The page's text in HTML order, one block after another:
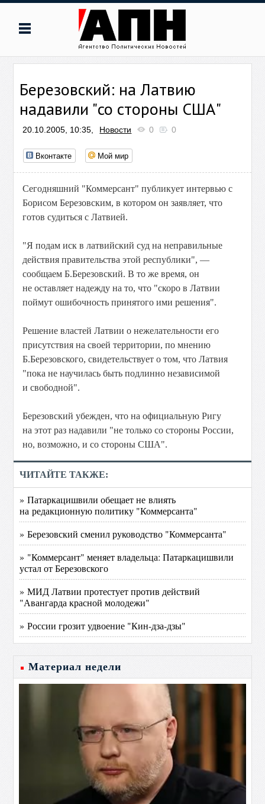
Березовский: на Латвию
надавили "со стороны США"
20.10.2005, 10:35, Новости 0 0
Вконтакте Мой мир
Сегодняшний "Коммерсант" публикует интервью с
Борисом Березовским, в котором он заявляет, что
готов судиться с Латвией.
"Я подам иск в латвийский суд на неправильные
действия правительства этой республики", —
сообщаем Б.Березовский. В то же время, он
не оставляет надежду на то, что "скоро в Латвии
поймут ошибочность принятого ими решения".
Решение властей Латвии о нежелательности его
присутствия на своей территории, по мнению
Б.Березовского, свидетельствует о том, что Латвия
"пока не научилась быть подлинно независимой
и свободной".
Березовский убежден, что на официальную Ригу
на этот раз надавили "не только со стороны России,
но, возможно, и со стороны США".
ЧИТАЙТЕ ТАКЖЕ:
» Патаркацишвили обещает не влиять
на редакционную политику "Коммерсанта"
» Березовский сменил руководство "Коммерсанта"
» "Коммерсант" меняет владельца: Патаркацишвили
устал от Березовского
» МИД Латвии протестует против действий
"Авангарда красной молодежи"
» России грозит удвоение "Кин-дза-дзы"
Материал недели